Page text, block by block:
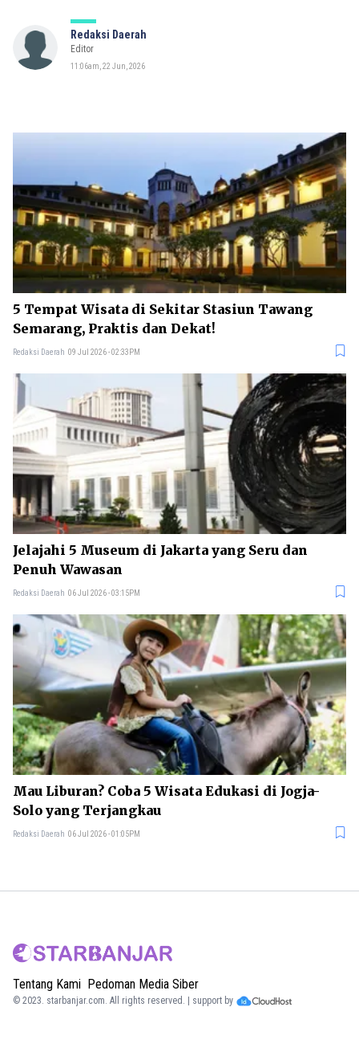
Redaksi Daerah
Editor
11:06am, 22 Jun, 2026
5 Tempat Wisata di Sekitar Stasiun Tawang
Semarang, Praktis dan Dekat!
Redaksi Daerah 09 Jul 2026 - 02:33PM
Jelajahi 5 Museum di Jakarta yang Seru dan
Penuh Wawasan
Redaksi Daerah 06 Jul 2026 - 03:15PM
Mau Liburan? Coba 5 Wisata Edukasi di Jogja-
Solo yang Terjangkau
Redaksi Daerah 06 Jul 2026 - 01:05PM
Tentang Kami Pedoman Media Siber
© 2023. starbanjar.com. All rights reserved. | support by